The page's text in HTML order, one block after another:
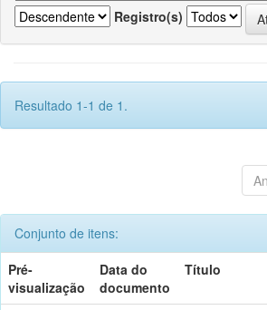
Registro(s)
Resultado 1-1 de 1.
Conjunto de itens:
Pré-
visualização
Data do
documento
Título